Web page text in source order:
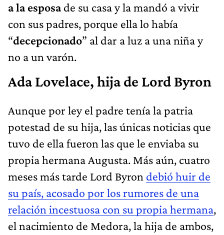
a la esposade su casa y la mandó a vivir
con sus padres, porque ella lo había
“decepcionado” al dar a luz a una niña y
no a un varón.
Ada Lovelace, hija de Lord Byron
Aunque por ley el padre tenía la patria
potestad de su hija, las únicas noticias que
tuvo de ella fueron las que le enviaba su
propia hermana Augusta. Más aún, cuatro
meses más tarde Lord Byron debió huir de
su país, acosado por los rumores de una
relación incestuosa con su propia hermana,
el nacimiento de Medora, la hija de ambos,